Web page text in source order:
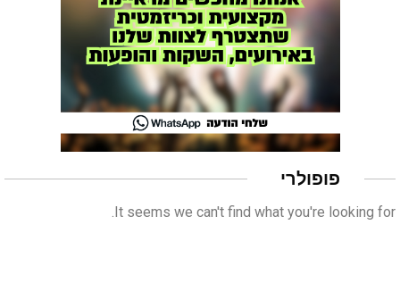
פופולרי
It seems we can't find what you're looking for.